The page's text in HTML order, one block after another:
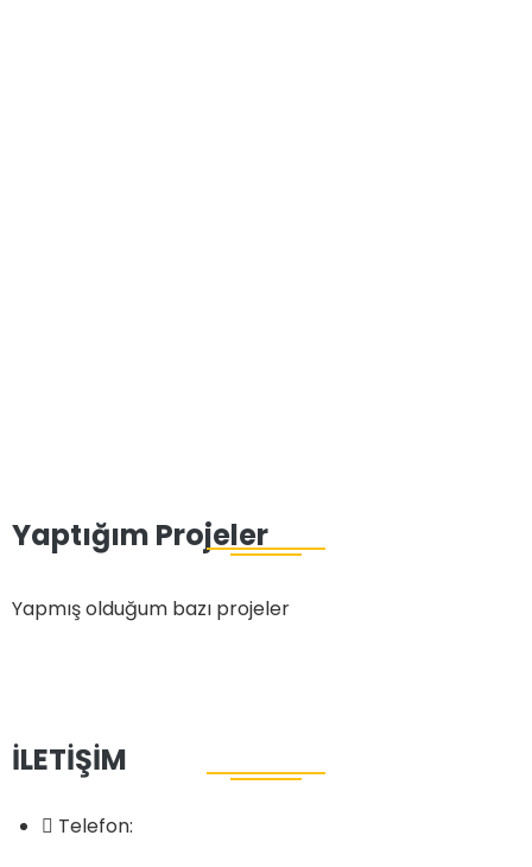
Yaptığım Projeler
Yapmış olduğum bazı projeler
İLETİŞİM
Telefon: